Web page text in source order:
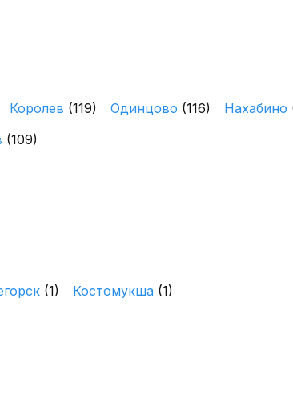
Королев (119) Одинцово (116) Нахабино
(109)
(1) Костомукша (1)